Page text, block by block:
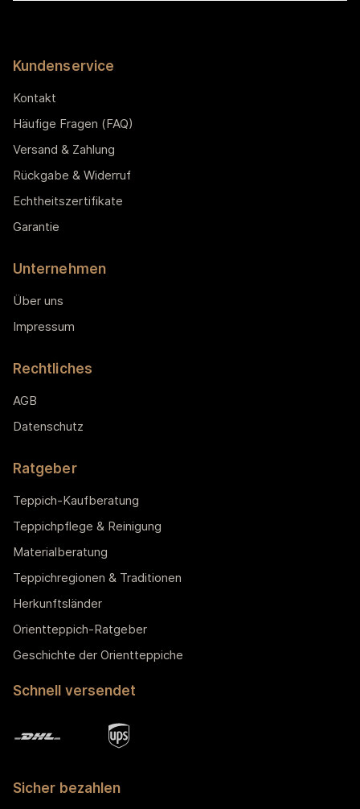
Kundenservice
Kontakt
Häufige Fragen (FAQ)
Versand & Zahlung
Rückgabe & Widerruf
Echtheitszertifikate
Garantie
Unternehmen
Über uns
Impressum
Rechtliches
AGB
Datenschutz
Ratgeber
Teppich-Kaufberatung
Teppichpflege & Reinigung
Materialberatung
Teppichregionen & Traditionen
Herkunftsländer
Orientteppich-Ratgeber
Geschichte der Orientteppiche
Schnell versendet
Sicher bezahlen